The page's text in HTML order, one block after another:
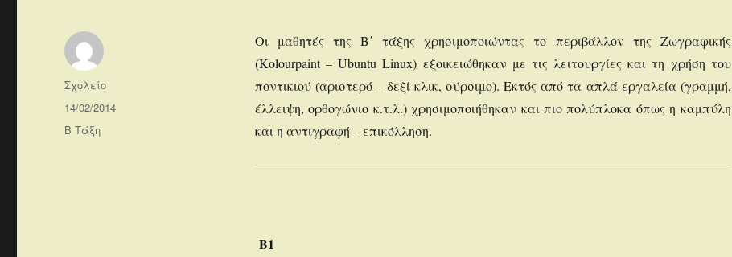
Οι μαθητές της B΄ τάξης χρησιμοποιώντας το περιβάλλον της Ζωγραφικής
(Kolourpaint – Ubuntu Linux) εξοικειώθηκαν με τις λειτουργίες και τη χρήση του
ποντικιού (αριστερό – δεξί κλικ, σύρσιμο). Εκτός από τα απλά εργαλεία (γραμμή,
έλλειψη, ορθογώνιο κ.τ.λ.) χρησιμοποιήθηκαν και πιο πολύπλοκα όπως η καμπύλη
και η αντιγραφή – επικόλληση.
B1
Συντάκτης
Σχολείο
Δημοσιεύτηκε
την
14/02/2014
Κατηγορίες
Β Τάξη